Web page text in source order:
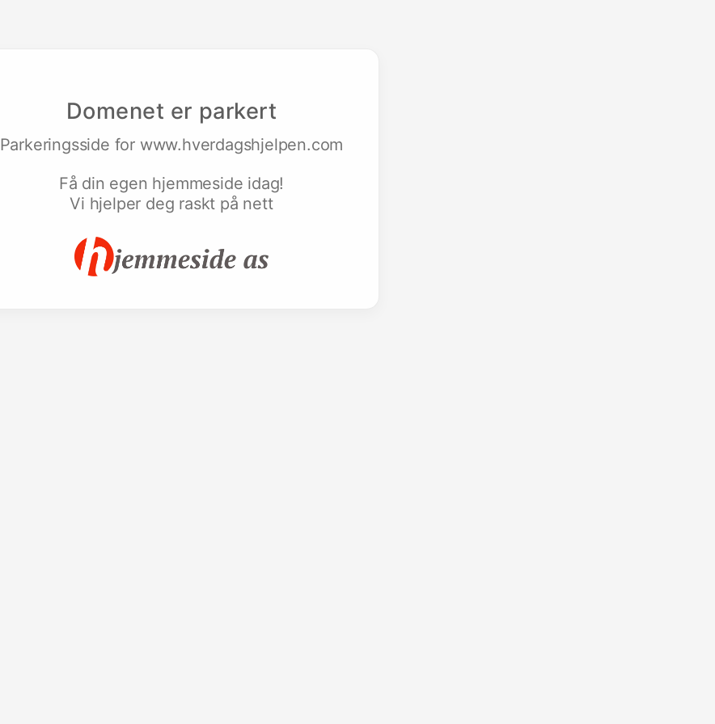
Domenet er parkert
Parkeringsside for www.hverdagshjelpen.com
Få din egen hjemmeside idag!
Vi hjelper deg raskt på nett